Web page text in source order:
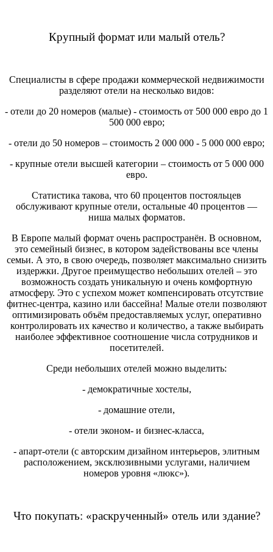
Крупный формат или малый отель?
Специалисты в сфере продажи коммерческой недвижимости
разделяют отели на несколько видов:
- отели до 20 номеров (малые) - стоимость от 500 000 евро до 1
500 000 евро;
- отели до 50 номеров – стоимость 2 000 000 - 5 000 000 евро;
- крупные отели высшей категории – стоимость от 5 000 000
евро.
Статистика такова, что 60 процентов постояльцев
обслуживают крупные отели, остальные 40 процентов —
ниша малых форматов.
В Европе малый формат очень распространён. В основном,
это семейный бизнес, в котором задействованы все члены
семьи. А это, в свою очередь, позволяет максимально снизить
издержки. Другое преимущество небольших отелей – это
возможность создать уникальную и очень комфортную
атмосферу. Это с успехом может компенсировать отсутствие
фитнес-центра, казино или бассейна! Малые отели позволяют
оптимизировать объём предоставляемых услуг, оперативно
контролировать их качество и количество, а также выбирать
наиболее эффективное соотношение числа сотрудников и
посетителей.
Среди небольших отелей можно выделить:
- демократичные хостелы,
- домашние отели,
- отели эконом- и бизнес-класса,
- апарт-отели (с авторским дизайном интерьеров, элитным
расположением, эксклюзивными услугами, наличием
номеров уровня «люкс»).
Что покупать: «раскрученный» отель или здание?